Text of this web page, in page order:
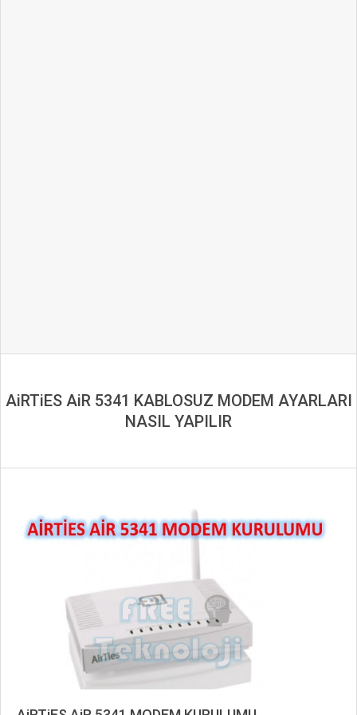
AiRTiES AiR 5341 KABLOSUZ MODEM AYARLARI
NASIL YAPILIR